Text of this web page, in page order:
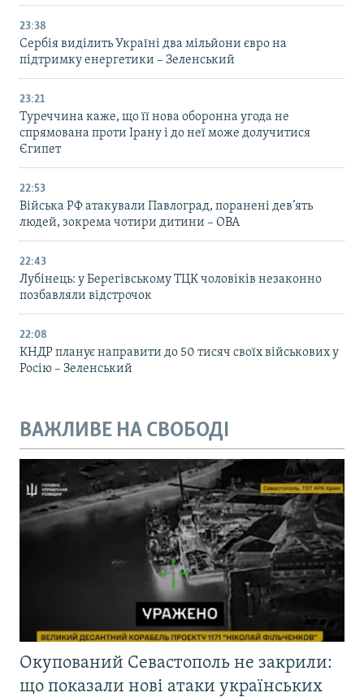
23:38
Сербія виділить Україні два мільйони євро на
підтримку енергетики – Зеленський
23:21
Туреччина каже, що її нова оборонна угода не
спрямована проти Ірану і до неї може долучитися
Єгипет
22:53
Війська РФ атакували Павлоград, поранені дев’ять
людей, зокрема чотири дитини – ОВА
22:43
Лубінець: у Берегівському ТЦК чоловіків незаконно
позбавляли відстрочок
22:08
КНДР планує направити до 50 тисяч своїх військових у
Росію – Зеленський
ВАЖЛИВЕ НА СВОБОДІ
Окупований Севастополь не закрили:
що показали нові атаки українських